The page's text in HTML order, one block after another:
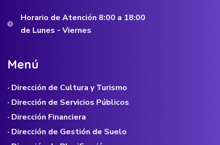
Horario de Atención 8:00 a 18:00
de Lunes - Viernes
Menú
· Dirección de Cultura y Turismo
· Dirección de Servicios Públicos
· Dirección Financiera
· Dirección de Gestión de Suelo